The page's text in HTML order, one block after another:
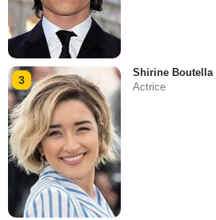
3
Shirine Boutella
Actrice